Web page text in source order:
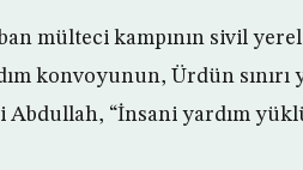
mülteci kampının sivil
konvoyunun, Ürdün sınırı
Abdullah, “İnsani yardım